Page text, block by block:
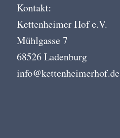
Kontakt:
Kettenheimer Hof e.V.
Mühlgasse 7
68526 Ladenburg
info@kettenheimerhof.de